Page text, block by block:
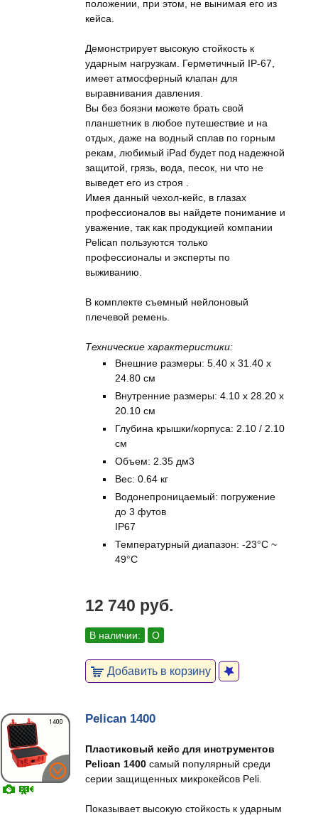
положении, при этом, не вынимая его из
кейса.
Демонстрирует высокую стойкость к
ударным нагрузкам. Герметичный IP-67,
имеет атмосферный клапан для
выравнивания давления.
Вы без боязни можете брать свой
планшетник в любое путешествие и на
отдых, даже на водный сплав по горным
рекам, любимый iPad будет под надежной
защитой, грязь, вода, песок, ни что не
выведет его из строя .
Имея данный чехол-кейс, в глазах
профессионалов вы найдете понимание и
уважение, так как продукцией компании
Pelican пользуются только
профессионалы и эксперты по
выживанию.
В комплекте съемный нейлоновый
плечевой ремень.
Технические характеристики:
Внешние размеры: 5.40 x 31.40 x
24.80 см
Внутренние размеры: 4.10 x 28.20 x
20.10 см
Глубина крышки/корпуса: 2.10 / 2.10
см
Объем: 2.35 дм3
Вес: 0.64 кг
Водонепроницаемый: погружение
до 3 футов
IP67
Температурный диапазон: -23°C ~
49°C
12 740 руб.
В наличии: О
Добавить в корзину
Pelican 1400
Пластиковый кейс для инструментов
Pelican 1400 самый популярный среди
серии защищенных микрокейсов Peli.
Показывает высокую стойкость к ударным